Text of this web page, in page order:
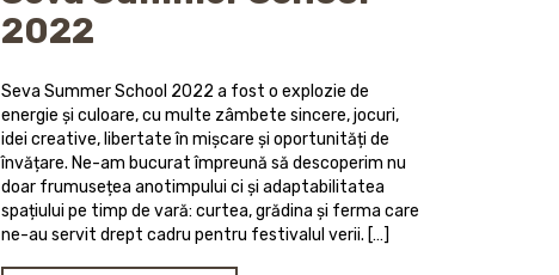
2022
Seva Summer School 2022 a fost o explozie de
energie și culoare, cu multe zâmbete sincere, jocuri,
idei creative, libertate în mișcare și oportunități de
învățare. Ne-am bucurat împreună să descoperim nu
doar frumusețea anotimpului ci și adaptabilitatea
spațiului pe timp de vară: curtea, grădina şi ferma care
ne-au servit drept cadru pentru festivalul verii. […]